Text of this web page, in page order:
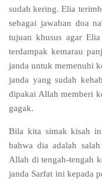
sudah kering. Elia
sebagai jawaban doa
tujuan khusus agar
terdampak kemarau
janda untuk memenuhi
janda yang sudah
dipakai Allah memberi
gagak.
Bila kita simak kisah
bahwa dia adalah
Allah di tengah-tengah
janda Sarfat ini kepada